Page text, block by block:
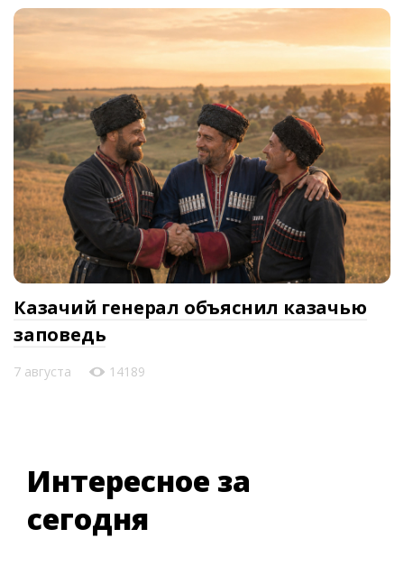
Казачий генерал объяснил казачью
заповедь
7 августа 14189
Интересное за
сегодня